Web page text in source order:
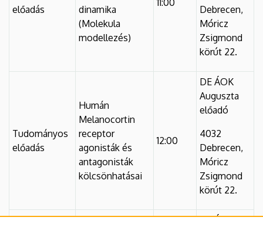
előadás
dinamika
(Molekula
modellezés)
Debrecen,
Móricz
Zsigmond
körút 22.
Tudományos
előadás
Humán
Melanocortin
receptor
agonisták és
antagonisták
kölcsönhatásai
12:00
DE ÁOK
Auguszta
előadó
4032
Debrecen,
Móricz
Zsigmond
körút 22.
DE ÁOK